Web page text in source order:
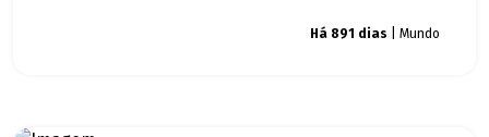
Há 891 dias | Mundo